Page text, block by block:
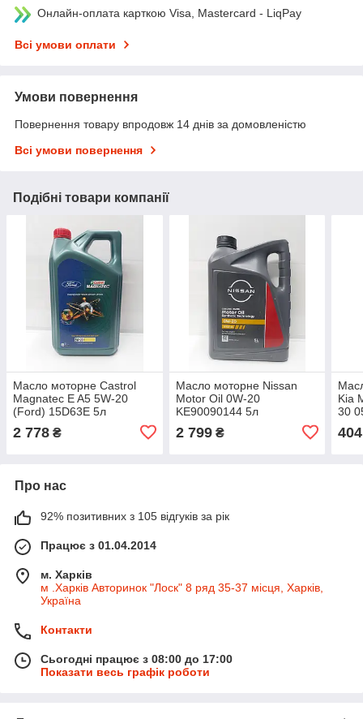
Онлайн-оплата карткою Visa, Mastercard - LiqPay
Всі умови оплати
Умови повернення
Повернення товару впродовж 14 днів за домовленістю
Всі умови повернення
Подібні товари компанії
Масло моторне Castrol
Magnatec E A5 5W-20
(Ford) 15D63E 5л
2 778 ₴
Масло моторне Nissan
Motor Oil 0W-20
KE90090144 5л
2 799₴
Kia
30
404
Про нас
92% позитивних з 105 відгуків за рік
Працює з 01.04.2014
м. Харків
м .Харків Авторинок "Лоск" 8 ряд 35-37 місця, Харків,
Україна
Контакти
Сьогодні працює з 08:00 до 17:00
Показати весь графік роботи